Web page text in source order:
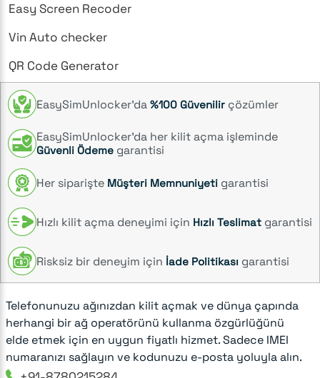
Easy Screen Recoder
Vin Auto checker
QR Code Generator
EasySimUnlocker’da %100 Güvenilir çözümler
EasySimUnlocker’da her kilit açma işleminde
Güvenli Ödeme garantisi
Her siparişte Müşteri Memnuniyeti garantisi
Hızlı kilit açma deneyimi için Hızlı Teslimat garantisi
Risksiz bir deneyim için İade Politikası garantisi
Telefonunuzu ağınızdan kilit açmak ve dünya çapında
herhangi bir ağ operatörünü kullanma özgürlüğünü
elde etmek için en uygun fiyatlı hizmet. Sadece IMEI
numaranızı sağlayın ve kodunuzu e-posta yoluyla alın.